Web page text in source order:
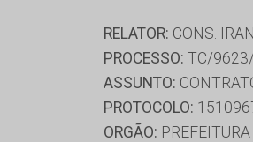
RELATOR: CONS.
PROCESSO: TC/
ASSUNTO:
PROTOCOLO:
ORGÃO: